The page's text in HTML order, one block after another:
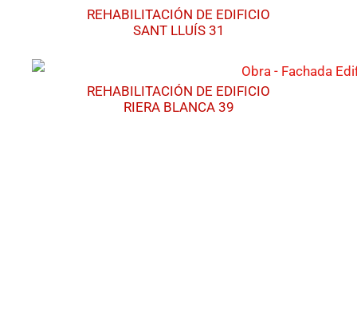
REHABILITACIÓN DE EDIFICIO
SANT LLUÍS 31
REHABILITACIÓN DE EDIFICIO
RIERA BLANCA 39